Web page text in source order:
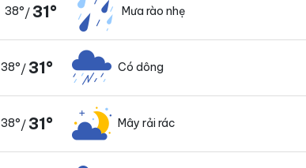
38°/31° Mưa rào nhẹ
38°/31° Có dông
38°/31° Mây rải rác